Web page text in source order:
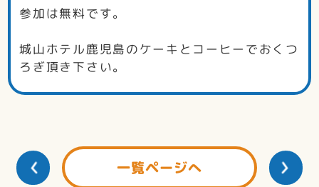
参加は無料です。
城山ホテル鹿児島のケーキとコーヒーでおくつ
ろぎ頂き下さい。
一覧ページへ